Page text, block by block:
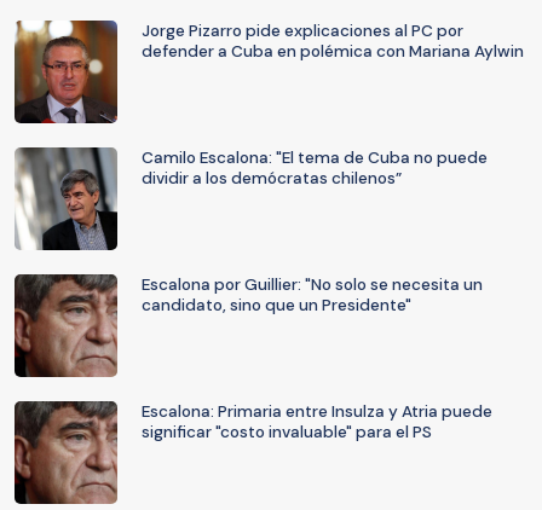
Jorge Pizarro pide explicaciones al PC por
defender a Cuba en polémica con Mariana Aylwin
Camilo Escalona: "El tema de Cuba no puede
dividir a los demócratas chilenos”
Escalona por Guillier: "No solo se necesita un
candidato, sino que un Presidente"
Escalona: Primaria entre Insulza y Atria puede
significar "costo invaluable" para el PS